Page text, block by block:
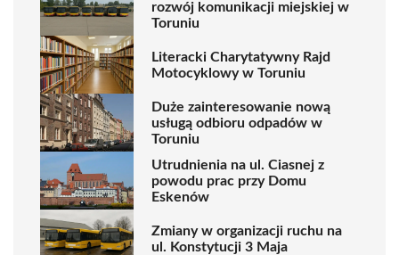
rozwój komunikacji miejskiej w
Toruniu
Literacki Charytatywny Rajd
Motocyklowy w Toruniu
Duże zainteresowanie nową
usługą odbioru odpadów w
Toruniu
Utrudnienia na ul. Ciasnej z
powodu prac przy Domu
Eskenów
Zmiany w organizacji ruchu na
ul. Konstytucji 3 Maja